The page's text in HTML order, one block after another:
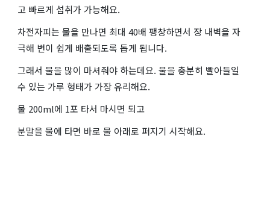
고 빠르게 섭취가 가능해요.
차전자피는 물을 만나면 최대 40배 팽창하면서 장 내벽을 자
극해 변이 쉽게 배출되도록 돕게 됩니다.
그래서 물을 많이 마셔줘야 하는데요. 물을 충분히 빨아들일
수 있는 가루 형태가 가장 유리해요.
물 200ml에 1포 타서 마시면 되고
분말을 물에 타면 바로 물 아래로 퍼지기 시작해요.